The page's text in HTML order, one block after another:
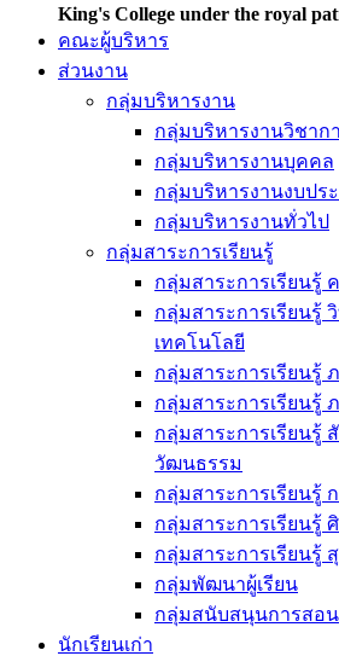
King's College under the royal
คณะผู้บริหาร
ส่วนงาน
กลุ่มบริหารงาน
กลุ่มบริหารงานวิชาก
กลุ่มบริหารงานบุคคล
กลุ่มบริหารงานงบปร
กลุ่มบริหารงานทั่วไป
กลุ่มสาระการเรียนรู้
กลุ่มสาระการเรียนรู้
กลุ่มสาระการเรียนรู้
เทคโนโลยี
กลุ่มสาระการเรียนรู้
กลุ่มสาระการเรียนรู้
กลุ่มสาระการเรียนรู้
วัฒนธรรม
กลุ่มสาระการเรียนรู้
กลุ่มสาระการเรียนรู้
กลุ่มสาระการเรียนรู้
กลุ่มพัฒนาผู้เรียน
กลุ่มสนับสนุนการสอน
นักเรียนเก่า